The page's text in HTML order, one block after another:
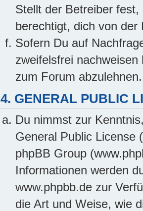
Stellt der Betreiber
berechtigt, dich von
Sofern Du auf
zweifelsfrei
zum Forum abzulehnen.
4. GENERAL PUBLIC
Du nimmst zur
General Public License
phpBB Group
Informationen werden
www.phpbb.de zur
die Art und Weise, wie